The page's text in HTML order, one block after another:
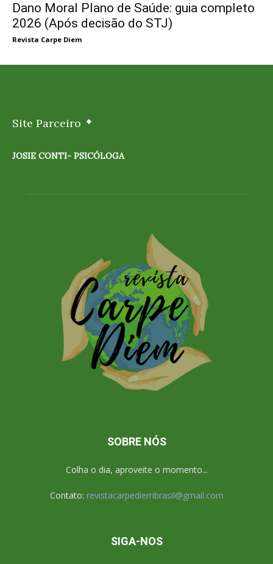
Dano Moral Plano de Saúde: guia completo
2026 (Após decisão do STJ)
Revista Carpe Diem
Site Parceiro
JOSIE CONTI- PSICÓLOGA
SOBRE NÓS
Colha o dia, aproveite o momento...
Contato: revistacarpediembrasil@gmail.com
SIGA-NOS